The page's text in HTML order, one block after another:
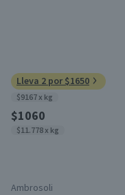
Lleva 2 por $1650
$9167 x kg
$1060
$11.778 x kg
Ambrosoli